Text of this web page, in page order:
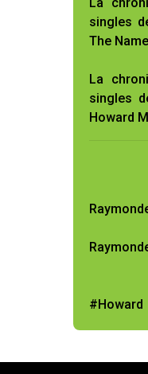
singles
The
La
singles
Howard
#Howard